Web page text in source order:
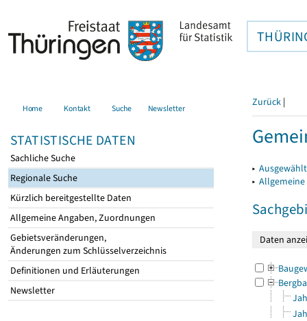
Home Kontakt Suche Newsletter
STATISTISCHE DATEN
Sachliche Suche
Regionale Suche
Kürzlich bereitgestellte Daten
Allgemeine Angaben, Zuordnungen
Gebietsveränderungen,
Änderungen zum Schlüsselverzeichnis
Definitionen und Erläuterungen
Newsletter
Zurück |
▸
▸